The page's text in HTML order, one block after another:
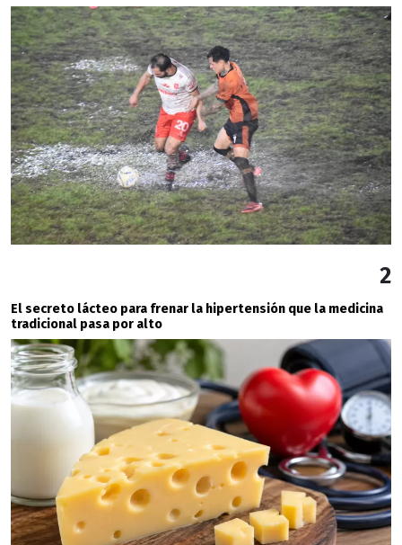
2
El secreto lácteo para frenar la hipertensión que la medicina
tradicional pasa por alto